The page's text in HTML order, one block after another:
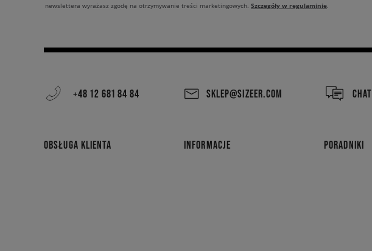
newslettera wyrażasz zgodę na otrzymywanie treści marketingowych. Szczegóły w regulaminie.
+48 12 681 84 84 SKLEP@SIZEER.COM CHAT
OBSŁUGA KLIENTA INFORMACJE PORADNIKI